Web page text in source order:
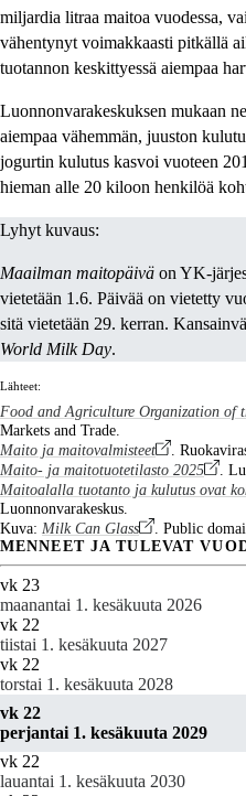
miljardia litraa maitoa vuodessa,
vähentynyt voimakkaasti pitkällä
tuotannon keskittyessä aiempaa
Luonnonvarakeskuksen mukaan
aiempaa vähemmän, juuston
jogurtin kulutus kasvoi vuoteen
hieman alle 20 kiloon henkilöä
Lyhyt kuvaus:
Maailman maitopäivä on YK-
vietetään 1.6. Päivää on vietetty
sitä vietetään 29. kerran.
World Milk Day.
Lähteet:
Food and Agriculture Organization of
Markets and Trade.
Maito ja maitovalmisteet
.
Maito- ja maitotuotetilasto 2025
.
Maitoalalla tuotanto ja kulutus ovat
Luonnonvarakeskus.
Kuva: Milk Can Glass . Public
MENNEET JA TULEVAT
vk 23
maanantai 1. kesäkuuta 2026
vk 22
tiistai 1. kesäkuuta 2027
vk 22
torstai 1. kesäkuuta 2028
vk 22
perjantai 1. kesäkuuta 2029
vk 22
lauantai 1. kesäkuuta 2030